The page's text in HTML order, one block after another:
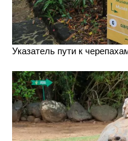
Указатель пути к